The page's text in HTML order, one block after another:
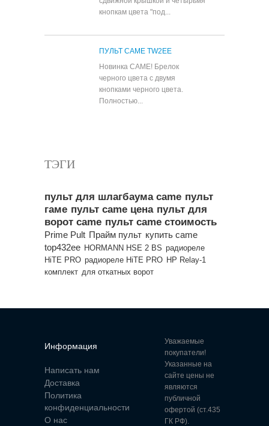
кнопкам цвета "под...
ПУЛЬТ CAME TW2EE
Новинка CAME! Брелок
черного цвета с двумя
кнопками черного цвета.
Полностью...
ТЭГИ
пульт для шлагбаума came пульт
гаме пульт came цена пульт для
ворот came пульт came стоимость
Prime Pult Прайм пульт купить came
top432ee HORMANN HSE 2 BS радиореле
HiTE PRO радиореле HiTE PRO HP Relay-1
комплект для откатных ворот
Информация
Написать нам
Доставка
Политика
конфиденциальности
О нас
Уважаемые
покупатели!
Указанные на
сайте цены не
являются
публичной
офертой (ст.435
ГК РФ).